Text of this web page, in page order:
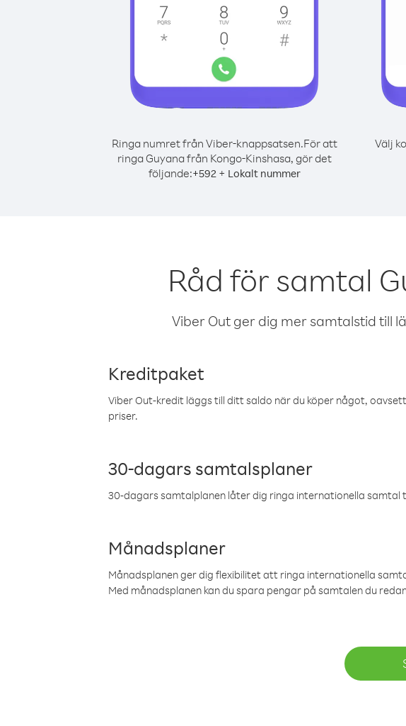
Ringa numret från Viber-knappsatsen.För att
ringa Guyana från Kongo-Kinshasa, gör det
följande:+592+ Lokalt nummer
Välj
Råd för samtal
Viber Out ger dig mer samtalstid till
Kreditpaket
Viber Out-kredit läggs till ditt saldo när du köper något,
priser.
30-dagars samtalsplaner
30-dagars samtalplanen låter dig ringa internationella samtal
Månadsplaner
Månadsplanen ger dig flexibilitet att ringa internationella
Med månadsplanen kan du spara pengar på samtalen du